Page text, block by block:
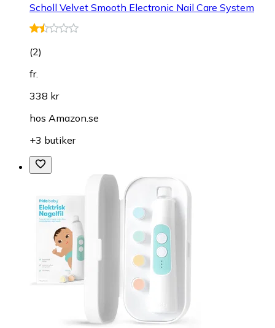
Scholl Velvet Smooth Electronic Nail Care System
(2)
fr.
338 kr
hos Amazon.se
+3 butiker